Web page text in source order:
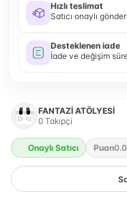
Hızlı teslimat
Satıcı onaylı
Desteklenen iade
İade ve değişim
FANTAZİ ATÖLYESİ
0 Takipçi
Onaylı Satıcı Puan0.0